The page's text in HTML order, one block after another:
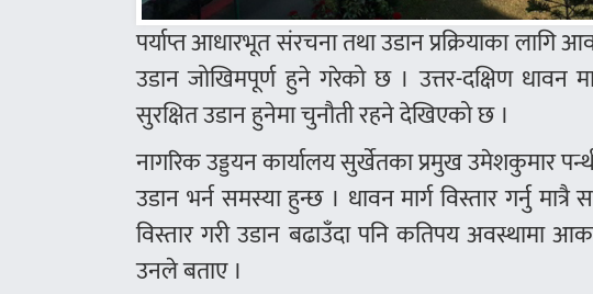
पर्याप्त आधारभूत संरचना तथा उडान प्रक्रियाका
उडान जोखिमपूर्ण हुने गरेको छ । उत्तर-दक्षिण धावन
सुरक्षित उडान हुनेमा चुनौती रहने देखिएको छ ।
नागरिक उड्डयन कार्यालय सुर्खेतका प्रमुख उमेशकुमार
उडान भर्न समस्या हुन्छ । धावन मार्ग विस्तार गर्नु
विस्तार गरी उडान बढाउँदा पनि कतिपय अवस्थामा
उनले बताए ।